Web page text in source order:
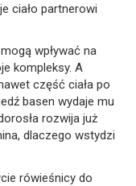
ciało partnerowi
wpływać na
kompleksy. A
część ciała po
basen wydaje mu
rozwija już
dlaczego wstydzi
rówieśnicy do